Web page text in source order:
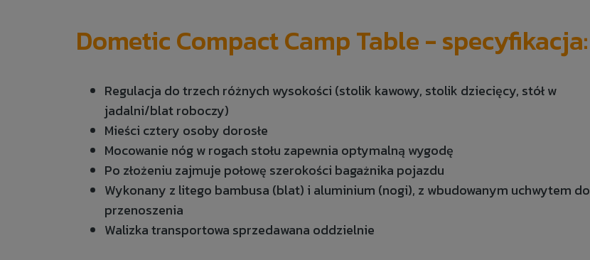
Dometic Compact Camp Table - specyfikacja:
Regulacja do trzech różnych wysokości (stolik kawowy, stolik dziecięcy, stół w
jadalni/blat roboczy)
Mieści cztery osoby dorosłe
Mocowanie nóg w rogach stołu zapewnia optymalną wygodę
Po złożeniu zajmuje połowę szerokości bagażnika pojazdu
Wykonany z litego bambusa (blat) i aluminium (nogi), z wbudowanym uchwytem do
przenoszenia
Walizka transportowa sprzedawana oddzielnie